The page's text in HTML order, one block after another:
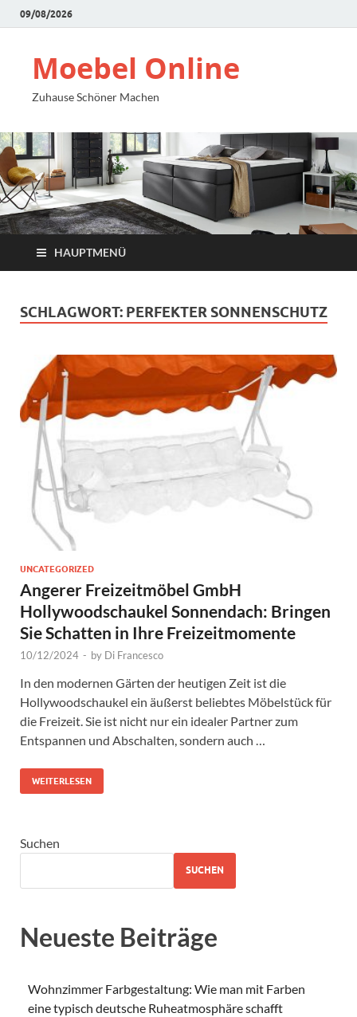
09/08/2026
Moebel Online
Zuhause Schöner Machen
HAUPTMENÜ
SCHLAGWORT: PERFEKTER SONNENSCHUTZ
UNCATEGORIZED
Angerer Freizeitmöbel GmbH
Hollywoodschaukel Sonnendach: Bringen
Sie Schatten in Ihre Freizeitmomente
10/12/2024 - by Di Francesco
In den modernen Gärten der heutigen Zeit ist die
Hollywoodschaukel ein äußerst beliebtes Möbelstück für
die Freizeit. Sie ist nicht nur ein idealer Partner zum
Entspannen und Abschalten, sondern auch …
WEITERLESEN
Suchen
SUCHEN
Neueste Beiträge
Wohnzimmer Farbgestaltung: Wie man mit Farben
eine typisch deutsche Ruheatmosphäre schafft